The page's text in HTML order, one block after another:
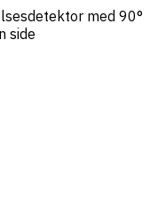
med 90°
side